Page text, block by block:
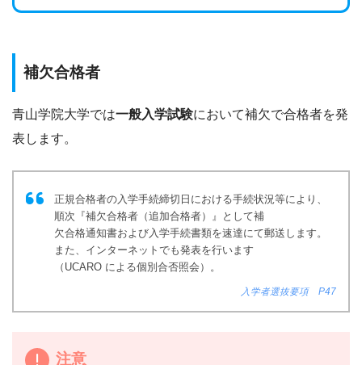
補欠合格者
青山学院大学では一般入学試験において補欠で合格者を発
表します。
正規合格者の入学手続締切日における手続状況等により、
順次『補欠合格者（追加合格者）』として補
欠合格通知書および入学手続書類を速達にて郵送します。
また、インターネットでも発表を行います
（UCARO による個別合否照会）。
入学者選抜要項 P47
注意